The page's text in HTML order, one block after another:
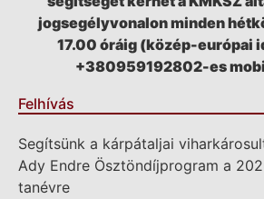
jogsegélyvonalon minden
17.00 óráig (közép-európai
+380959192802-es
Felhívás
Segítsünk a kárpátaljai
Ady Endre Ösztöndíjprogram a
tanévre